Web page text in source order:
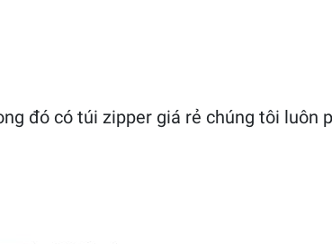
đó có túi zipper giá rẻ chúng tôi luôn